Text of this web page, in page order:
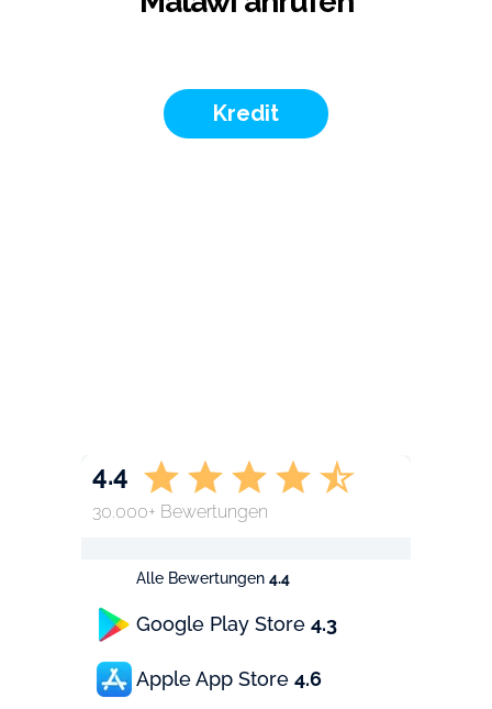
Kredit
Alle Bewertungen 4.4
Google Play Store 4.3
Apple App Store 4.6
4.4
30.000+ Bewertungen